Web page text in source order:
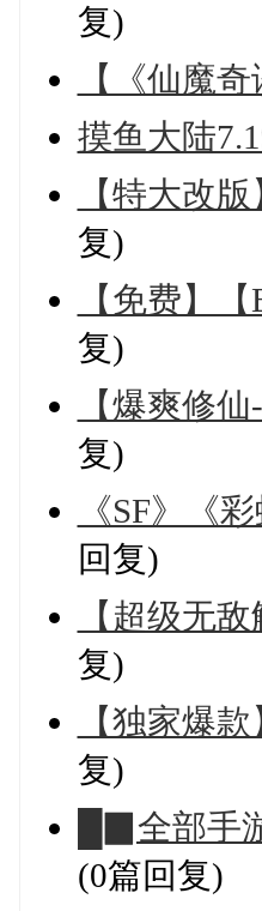
复)
【《仙魔
摸鱼大陆
【特大改
复)
【免费】
复)
【爆爽修
复)
《SF》《
回复)
【超级无
复)
【独家爆
复)
█▉全部手
(0篇回复)